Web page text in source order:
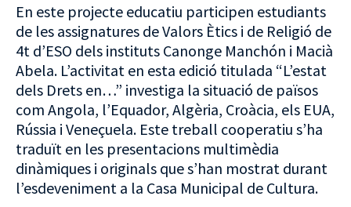
En este projecte educatiu participen estudiants
de les assignatures de Valors Ètics i de Religió de
4t d’ESO dels instituts Canonge Manchón i Macià
Abela. L’activitat en esta edició titulada “L’estat
dels Drets en…” investiga la situació de països
com Angola, l’Equador, Algèria, Croàcia, els EUA,
Rússia i Veneçuela. Este treball cooperatiu s’ha
traduït en les presentacions multimèdia
dinàmiques i originals que s’han mostrat durant
l’esdeveniment a la Casa Municipal de Cultura.